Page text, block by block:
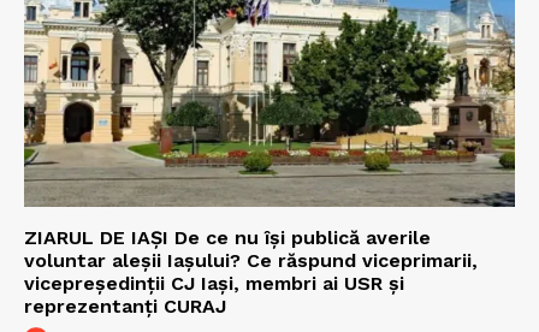
ZIARUL DE IAȘI De ce nu își publică averile
voluntar aleșii Iașului? Ce răspund viceprimarii,
vicepreședinții CJ Iași, membri ai USR și
reprezentanți CURAJ